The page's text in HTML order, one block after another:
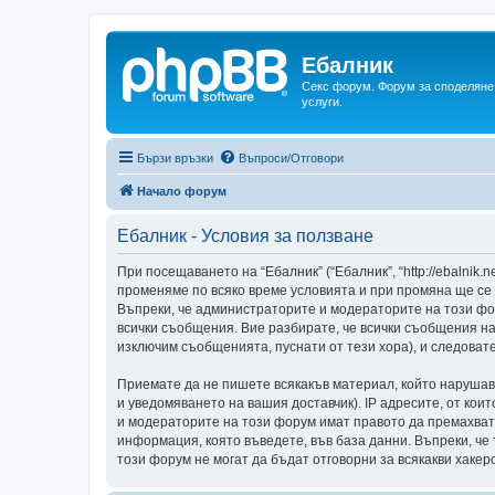
Ебалник
Секс форум. Форум за споделяне
услуги.
Бързи връзки Въпроси/Отговори
Начало форум
Ебалник - Условия за ползване
При посещаването на “Ебалник” (“Ебалник”, “http://
променяме по всяко време условията и при промяна ще
Въпреки, че администраторите и модераторите на този
всички съобщения. Вие разбирате, че всички съобщения
изключим съобщенията, пуснати от тези хора), и
Приемате да не пишете всякакъв материал, който
и уведомяването на вашия доставчик). IP адресите, от
и модераторите на този форум имат правото да
информация, която въведете, във база данни. Въпреки,
този форум не могат да бъдат отговорни за всякакви